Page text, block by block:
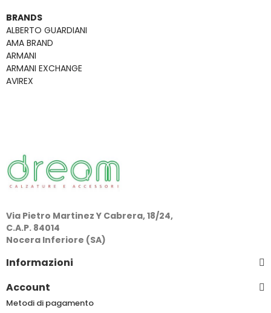
BRANDS
ALBERTO GUARDIANI
AMA BRAND
ARMANI
ARMANI EXCHANGE
AVIREX
Via Pietro Martinez Y Cabrera, 18/24,
C.A.P. 84014
Nocera Inferiore (SA)
Informazioni
Account
Metodi di pagamento